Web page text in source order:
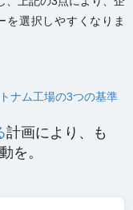
を選択しやすくなりま
ナム工場の3つの基準
計画により、も
を。